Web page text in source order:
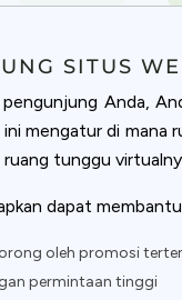
SITUS
pengunjung Anda,
mengatur di
tunggu
dapat
oleh promosi
permintaan tinggi
accept all cookie